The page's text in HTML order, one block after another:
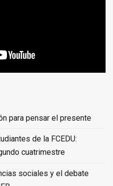
para pensar el presente
de la FCEDU:
cuatrimestre
sociales y el debate